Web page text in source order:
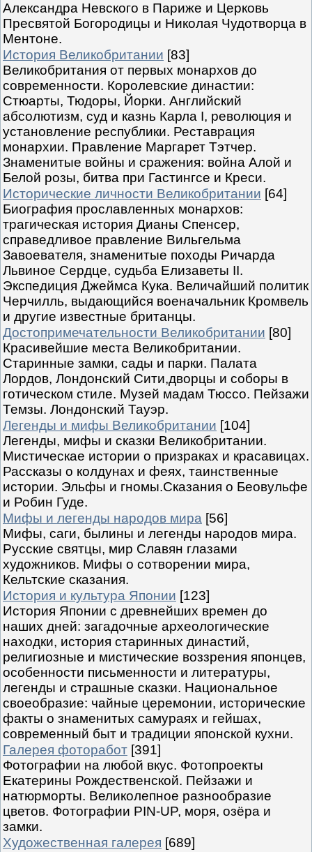
Александра Невского в Париже и Церковь
Пресвятой Богородицы и Николая Чудотворца в
Ментоне.
История Великобритании [83]
Великобритания от первых монархов до
современности. Королевские династии:
Стюарты, Тюдоры, Йорки. Английский
абсолютизм, суд и казнь Карла I, революция и
установление республики. Реставрация
монархии. Правление Маргарет Тэтчер.
Знаменитые войны и сражения: война Алой и
Белой розы, битва при Гастингсе и Креси.
Исторические личности Великобритании [64]
Биография прославленных монархов:
трагическая история Дианы Спенсер,
справедливое правление Вильгельма
Завоевателя, знаменитые походы Ричарда
Львиное Сердце, судьба Елизаветы II.
Экспедиция Джеймса Кука. Величайший политик
Черчилль, выдающийся военачальник Кромвель
и другие известные британцы.
Достопримечательности Великобритании [80]
Красивейшие места Великобритании.
Старинные замки, сады и парки. Палата
Лордов, Лондонский Сити,дворцы и соборы в
готическом стиле. Музей мадам Тюссо. Пейзажи
Темзы. Лондонский Тауэр.
Легенды и мифы Великобритании [104]
Легенды, мифы и сказки Великобритании.
Мистическае истории о призраках и красавицах.
Рассказы о колдунах и феях, таинственные
истории. Эльфы и гномы.Сказания о Беовульфе
и Робин Гуде.
Мифы и легенды народов мира [56]
Мифы, саги, былины и легенды народов мира.
Русские святцы, мир Славян глазами
художников. Мифы о сотворении мира,
Кельтские сказания.
История и культура Японии [123]
История Японии с древнейших времен до
наших дней: загадочные археологические
находки, история старинных династий,
религиозные и мистические воззрения японцев,
особенности письменности и литературы,
легенды и страшные сказки. Национальное
своеобразие: чайные церемонии, исторические
факты о знаменитых самураях и гейшах,
современный быт и традиции японской кухни.
Галерея фоторабот [391]
Фотографии на любой вкус. Фотопроекты
Екатерины Рождественской. Пейзажи и
натюрморты. Великолепное разнообразие
цветов. Фотографии PIN-UP, моря, озёра и
замки.
Художественная галерея [689]